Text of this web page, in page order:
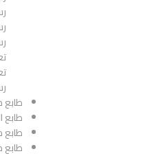
رسم معاينة ( 35
رسم
طابع
طابع
طابع محلي: 10 ل.س عدد /2/
طابع محلي: 5 ل.س عدد /2/